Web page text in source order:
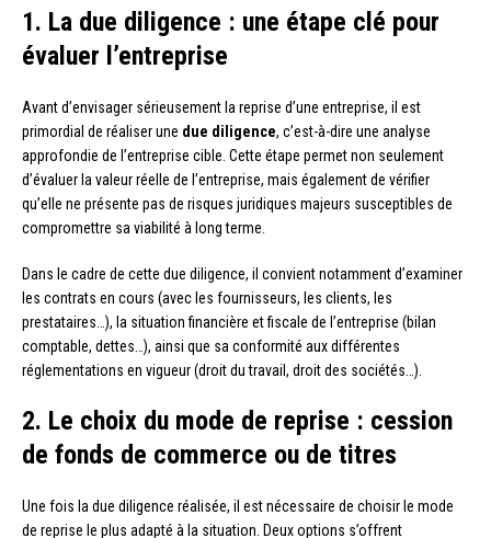
1. La due diligence : une étape clé pour
évaluer l’entreprise
Avant d’envisager sérieusement la reprise d’une entreprise, il est
primordial de réaliser une due diligence, c’est-à-dire une analyse
approfondie de l’entreprise cible. Cette étape permet non seulement
d’évaluer la valeur réelle de l’entreprise, mais également de vérifier
qu’elle ne présente pas de risques juridiques majeurs susceptibles de
compromettre sa viabilité à long terme.
Dans le cadre de cette due diligence, il convient notamment d’examiner
les contrats en cours (avec les fournisseurs, les clients, les
prestataires…), la situation financière et fiscale de l’entreprise (bilan
comptable, dettes…), ainsi que sa conformité aux différentes
réglementations en vigueur (droit du travail, droit des sociétés…).
2. Le choix du mode de reprise : cession
de fonds de commerce ou de titres
Une fois la due diligence réalisée, il est nécessaire de choisir le mode
de reprise le plus adapté à la situation. Deux options s’offrent